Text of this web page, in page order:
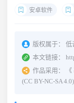
安卓软件
版权属于：
低
本文链接：
作品采用：
《
(CC BY-NC-SA 4.0)